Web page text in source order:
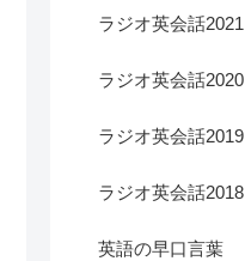
ラジオ英会話2021
ラジオ英会話2020
ラジオ英会話2019
ラジオ英会話2018
英語の早口言葉